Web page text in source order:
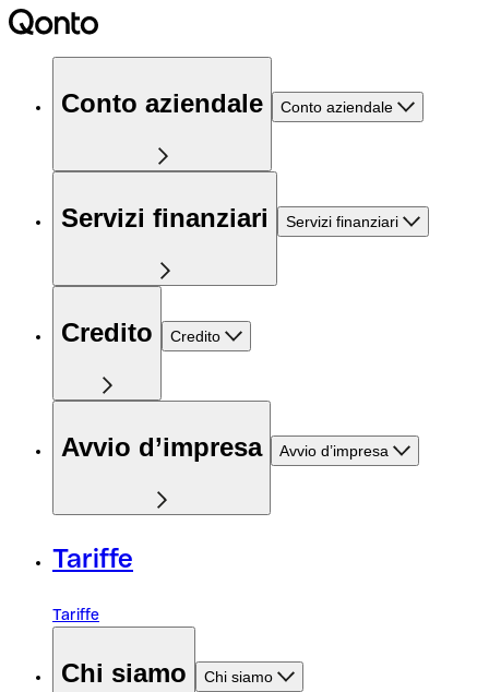
Conto aziendale Conto aziendale
Servizi finanziari Servizi finanziari
Credito Credito
Avvio d’impresa Avvio d’impresa
Tariffe
Tariffe
Chi siamo Chi siamo